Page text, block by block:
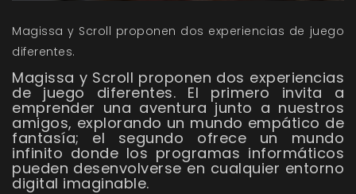
Magissa y Scroll proponen dos experiencias de juego
diferentes.
Magissa y Scroll proponen dos experiencias
de juego diferentes. El primero invita a
emprender una aventura junto a nuestros
amigos, explorando un mundo empático de
fantasía; el segundo ofrece un mundo
infinito donde los programas informáticos
pueden desenvolverse en cualquier entorno
digital imaginable.